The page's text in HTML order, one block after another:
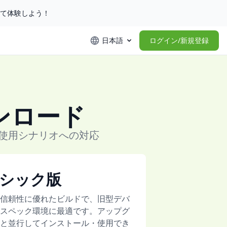
体験しよう！
日本語 ログイン/新規登録
ロード
用シナリオへの対応
ック版
頼性に優れたビルドで、旧型デバ
ペック環境に最適です。アップグ
並行してインストール・使用でき